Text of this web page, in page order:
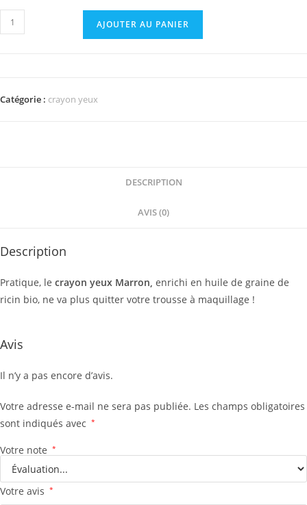
quantité
de
AJOUTER AU PANIER
Catégorie : crayon yeux
DESCRIPTION
AVIS (0)
Description
Pratique, le crayon yeux Marron, enrichi en huile de graine de
ricin bio, ne va plus quitter votre trousse à maquillage !
Avis
Il n’y a pas encore d’avis.
Votre adresse e-mail ne sera pas publiée. Les champs obligatoires
sont indiqués avec *
Votre note *
Votre avis *